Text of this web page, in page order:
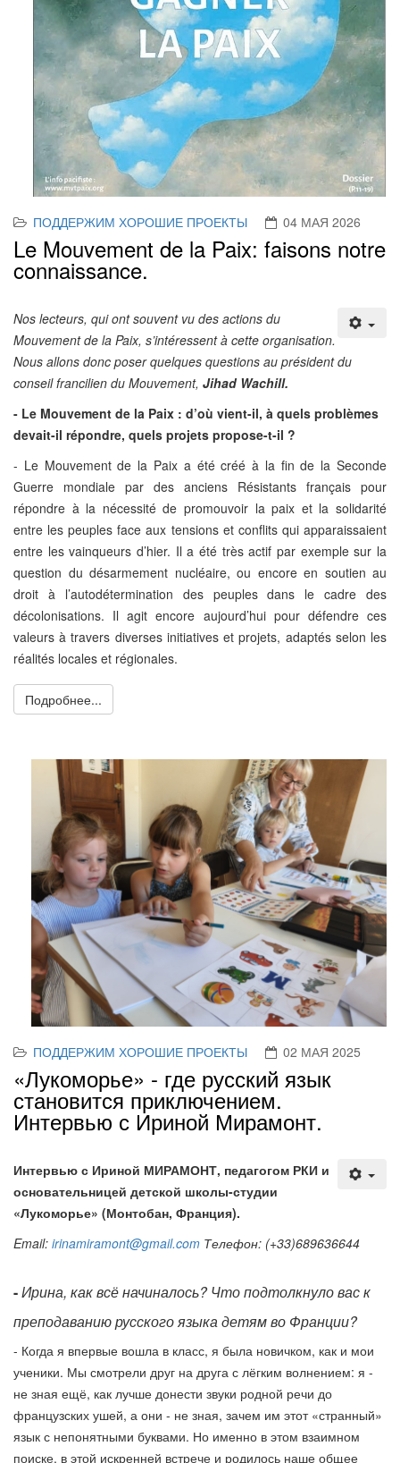
ПОДДЕРЖИМ ХОРОШИЕ ПРОЕКТЫ 04 МАЯ 2026
Le Mouvement de la Paix: faisons notre
connaissance.
Nos lecteurs, qui ont souvent vu des actions du
Mouvement de la Paix, s’intéressent à cette organisation.
Nous allons donc poser quelques questions au président du
conseil francilien du Mouvement, Jihad Wachill.
- Le Mouvement de la Paix : d’où vient-il, à quels problèmes
devait-il répondre, quels projets propose-t-il ?
- Le Mouvement de la Paix a été créé à la fin de la Seconde
Guerre mondiale par des anciens Résistants français pour
répondre à la nécessité de promouvoir la paix et la solidarité
entre les peuples face aux tensions et conflits qui apparaissaient
entre les vainqueurs d’hier. Il a été très actif par exemple sur la
question du désarmement nucléaire, ou encore en soutien au
droit à l’autodétermination des peuples dans le cadre des
décolonisations. Il agit encore aujourd’hui pour défendre ces
valeurs à travers diverses initiatives et projets, adaptés selon les
réalités locales et régionales.
Подробнее...
ПОДДЕРЖИМ ХОРОШИЕ ПРОЕКТЫ 02 МАЯ 2025
«Лукоморье» - где русский язык
становится приключением.
Интервью с Ириной Мирамонт.
Интервью с Ириной МИРАМОНТ, педагогом РКИ и
основательницей детской школы-студии
«Лукоморье» (Монтобан, Франция).
Email: irinamiramont@gmail.com Телефон: (+33)689636644
-Ирина, как всё начиналось? Что подтолкнуло вас к
преподаванию русского языка детям во Франции?
- Когда я впервые вошла в класс, я была новичком, как и мои
ученики. Мы смотрели друг на друга с лёгким волнением: я -
не зная ещё, как лучше донести звуки родной речи до
французских ушей, а они - не зная, зачем им этот «странный»
язык с непонятными буквами. Но именно в этом взаимном
поиске, в этой искренней встрече и родилось наше общее